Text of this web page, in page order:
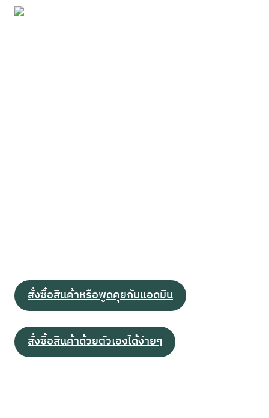
สั่งซื้อสินค้าหรือพูดคุยกับแอดมิน
สั่งซื้อสินค้าด้วยตัวเองได้ง่ายๆ